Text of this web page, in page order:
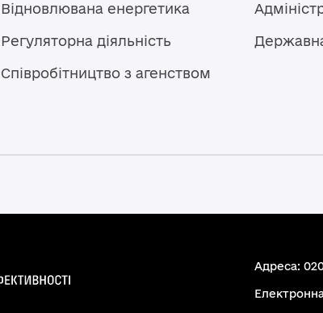
Відновлювана енергетика
Регуляторна діяльність
Співробітництво з агенством
Адреса: